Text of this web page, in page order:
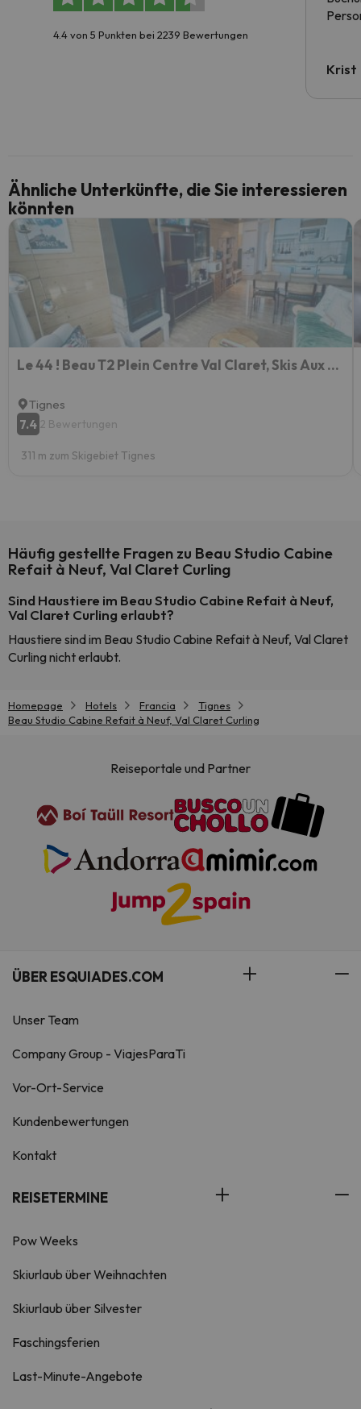
4.4 von 5 Punkten bei 2239 Bewertungen
Krist
Ähnliche Unterkünfte, die Sie interessieren
könnten
Le 44 ! Beau T2 Plein Centre Val Claret, Skis Aux Pieds, 4 Pax
Tignes
7.4 2 Bewertungen
311 m zum Skigebiet Tignes
Häufig gestellte Fragen zu Beau Studio Cabine
Refait à Neuf, Val Claret Curling
Sind Haustiere im Beau Studio Cabine Refait à Neuf,
Val Claret Curling erlaubt?
Haustiere sind im Beau Studio Cabine Refait à Neuf, Val Claret
Curling nicht erlaubt.
Homepage Hotels Francia
Tignes
Beau Studio Cabine Refait à Neuf, Val Claret Curling
Reiseportale und Partner
ÜBER ESQUIADES.COM
Unser Team
Company Group - ViajesParaTi
Vor-Ort-Service
Kundenbewertungen
Kontakt
REISETERMINE
Pow Weeks
Skiurlaub über Weihnachten
Skiurlaub über Silvester
Faschingsferien
Last-Minute-Angebote